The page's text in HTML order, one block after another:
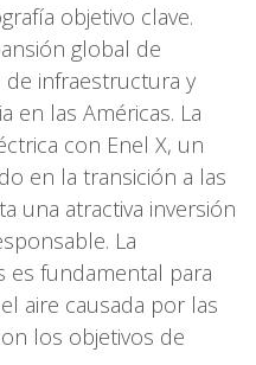
objetivo clave.
global de
infraestructura y
en las Américas. La
con Enel X, un
en la transición a las
una atractiva inversión
La
es fundamental para
aire causada por las
los objetivos de